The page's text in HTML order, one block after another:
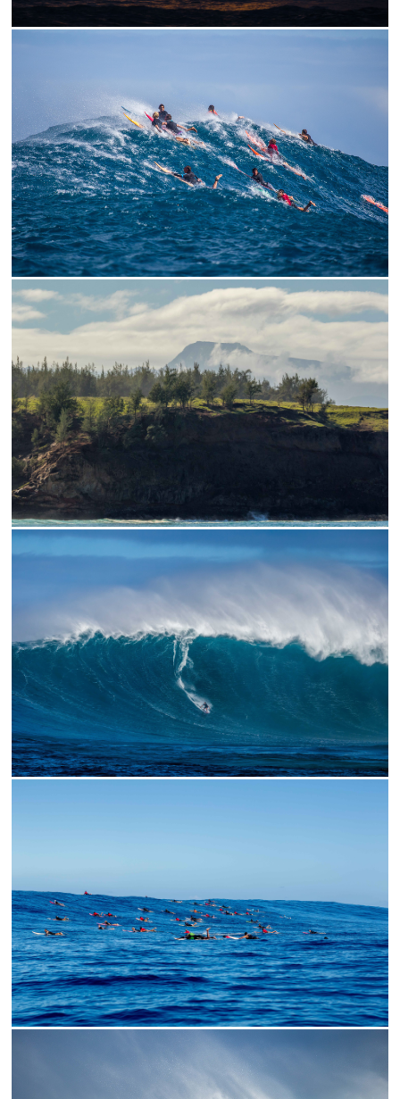
// THE LINEUP
// LOOKING BACK
// KAI XXL
// WATER LINE UP